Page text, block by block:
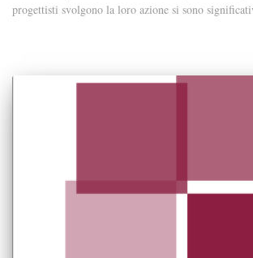
progettisti svolgono la loro azione si sono